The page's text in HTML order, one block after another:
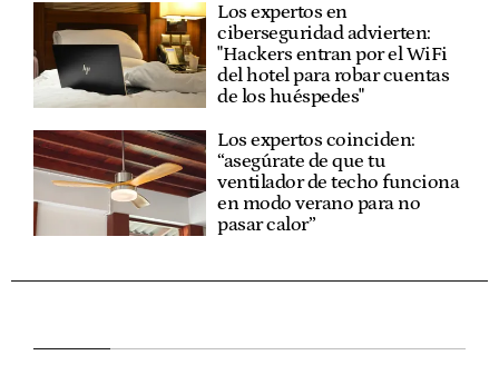
Los expertos en
ciberseguridad advierten:
"Hackers entran por el WiFi
del hotel para robar cuentas
de los huéspedes"
Los expertos coinciden:
“asegúrate de que tu
ventilador de techo funciona
en modo verano para no
pasar calor”